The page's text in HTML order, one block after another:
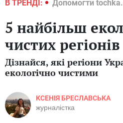
В ТРЕНДІ:
2022 Допомогти
5 найбільш
чистих
Дізнайся, які регіони
екологічно чистими
КСЕНІЯ БРЕСЛАВСЬКА
журналістка